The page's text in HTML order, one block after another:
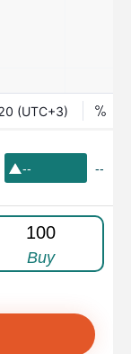
-- --
100
Buy